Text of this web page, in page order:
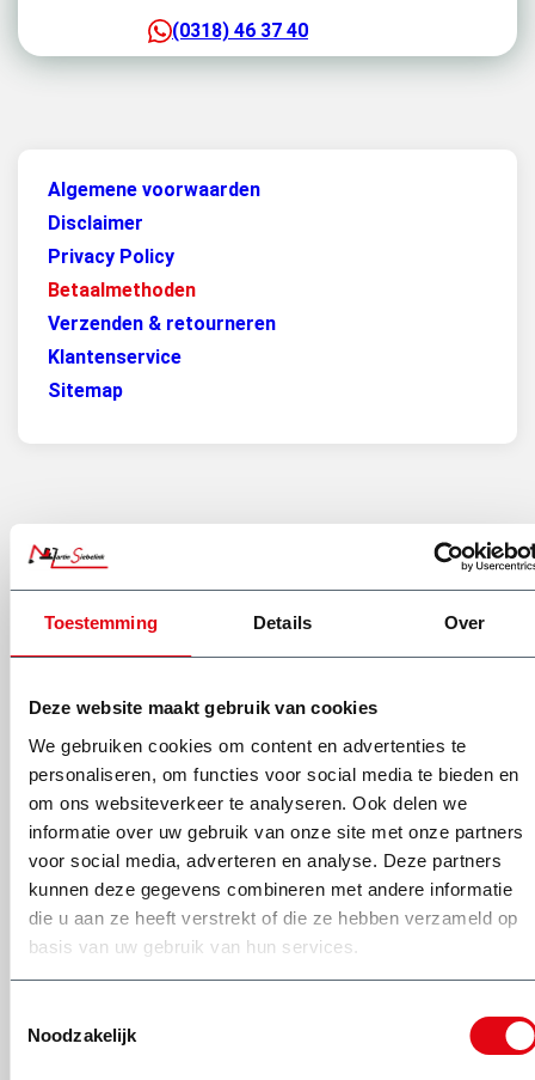
Toestemming Details Over
Deze website maakt gebruik van cookies
We gebruiken cookies om content en advertenties te
personaliseren, om functies voor social media te bieden en
om ons websiteverkeer te analyseren. Ook delen we
informatie over uw gebruik van onze site met onze partners
voor social media, adverteren en analyse. Deze partners
kunnen deze gegevens combineren met andere informatie
die u aan ze heeft verstrekt of die ze hebben verzameld op
basis van uw gebruik van hun services.
Noodzakelijk
(0318) 46 37 40
Algemene voorwaarden
Disclaimer
Privacy Policy
Betaalmethoden
Verzenden & retourneren
Klantenservice
Sitemap
Op martinsiebelink.nl bieden wij veel betaalmogelijkheden aan
is het ook mogelijk om een factuur binnen een afgesproken
U kunt uw bestelling op meerdere manieren betalen. Dit kan via:
beveiligingsmethodes van jouw eigen bank. Als je al gebruik